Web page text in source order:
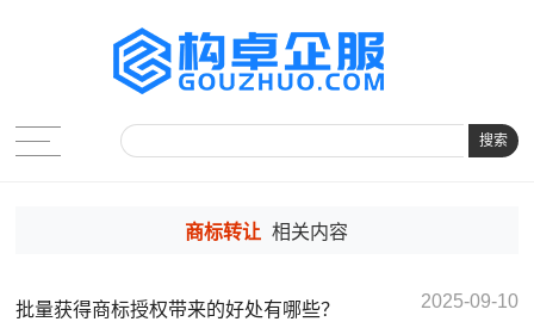
搜索
商标转让 相关内容
批量获得商标授权带来的好处有哪些？ 2025-09-10